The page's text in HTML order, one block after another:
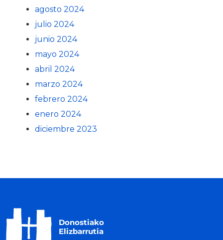
agosto 2024
julio 2024
junio 2024
mayo 2024
abril 2024
marzo 2024
febrero 2024
enero 2024
diciembre 2023